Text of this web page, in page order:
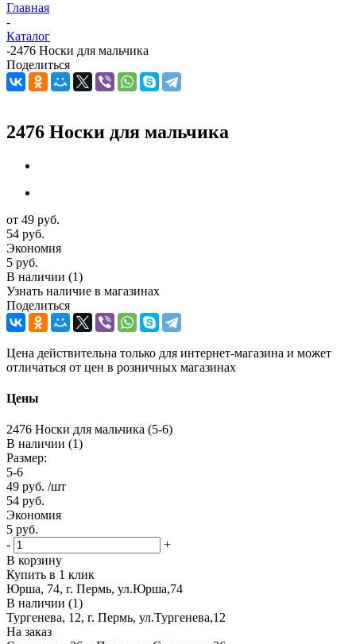
Главная
-
Каталог
-2476 Носки для мальчика
Поделиться
2476 Носки для мальчика
от 49 руб.
54 руб.
Экономия
5 руб.
В наличии (1)
Узнать наличие в магазинах
Поделиться
Цена действительна только для интернет-магазина и может
отличаться от цен в розничных магазинах
Цены
2476 Носки для мальчика (5-6)
В наличии (1)
Размер:
5-6
49 руб. /шт
54 руб.
Экономия
5 руб.
-
+
В корзину
Купить в 1 клик
Юрша, 74, г. Пермь, ул.Юрша,74
В наличии (1)
Тургенева, 12, г. Пермь, ул.Тургенева,12
На заказ